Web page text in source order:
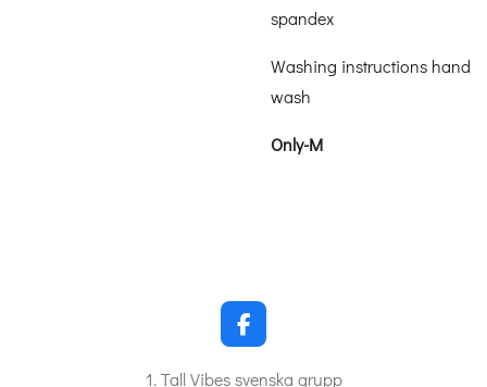
spandex
Washing instructions hand
wash
Only-M
F
a
c
1. Tall Vibes svenska grupp